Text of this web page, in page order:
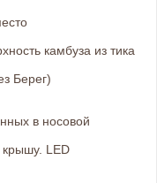
камбуза из тика
Берег)
в носовой
крышу. LED